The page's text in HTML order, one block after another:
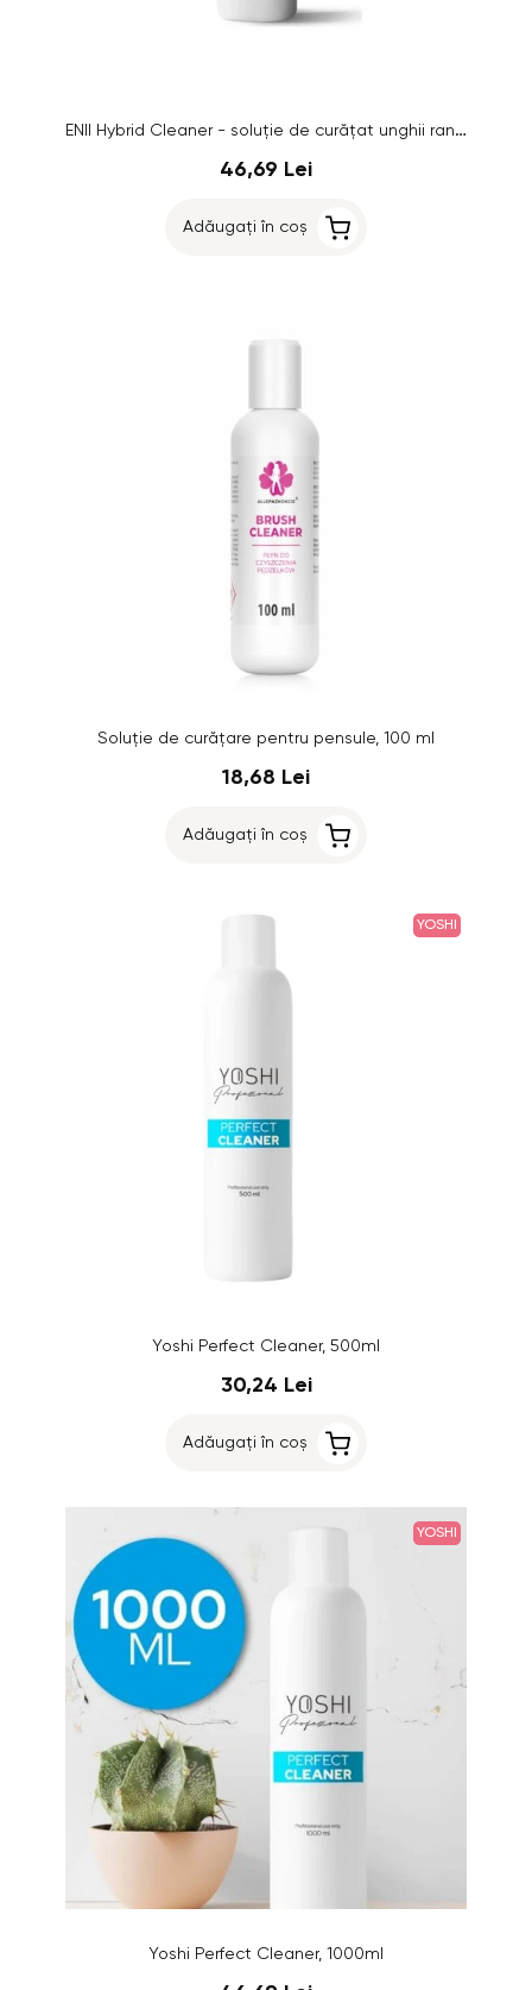
ENII Hybrid Cleaner - soluție de curățat unghii ranforsată, 550 ml
46,69 Lei
Adăugați în coș
Soluție de curățare pentru pensule, 100 ml
18,68 Lei
Adăugați în coș
YOSHI
Yoshi Perfect Cleaner, 500ml
30,24 Lei
Adăugați în coș
YOSHI
Yoshi Perfect Cleaner, 1000ml